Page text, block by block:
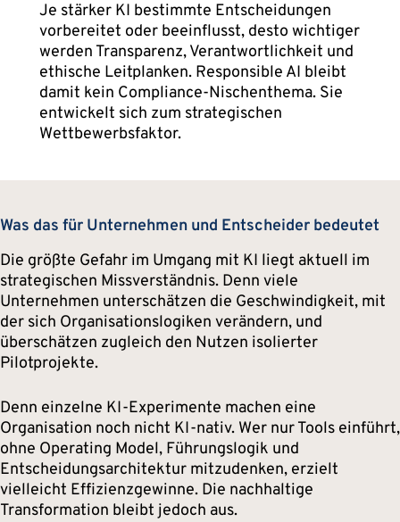
Je stärker KI bestimmte Entscheidungen
vorbereitet oder beeinflusst, desto wichtiger
werden Transparenz, Verantwortlichkeit und
ethische Leitplanken. Responsible AI bleibt
damit kein Compliance-Nischenthema. Sie
entwickelt sich zum strategischen
Wettbewerbsfaktor.
Was das für Unternehmen und Entscheider bedeutet
Die größte Gefahr im Umgang mit KI liegt aktuell im
strategischen Missverständnis. Denn viele
Unternehmen unterschätzen die Geschwindigkeit, mit
der sich Organisationslogiken verändern, und
überschätzen zugleich den Nutzen isolierter
Pilotprojekte.
Denn einzelne KI-Experimente machen eine
Organisation noch nicht KI-nativ. Wer nur Tools einführt,
ohne Operating Model, Führungslogik und
Entscheidungsarchitektur mitzudenken, erzielt
vielleicht Effizienzgewinne. Die nachhaltige
Transformation bleibt jedoch aus.